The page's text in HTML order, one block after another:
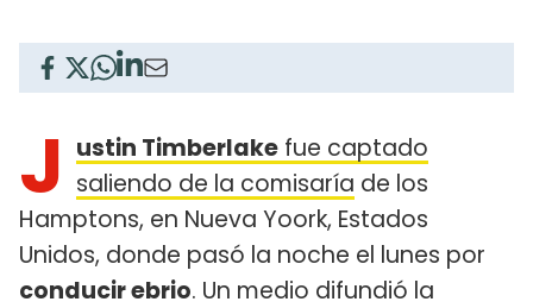
J ustin Timberlake fue captado
saliendo de la comisaría de los
Hamptons, en Nueva Yoork, Estados
Unidos, donde pasó la noche el lunes por
conducir ebrio. Un medio difundió la